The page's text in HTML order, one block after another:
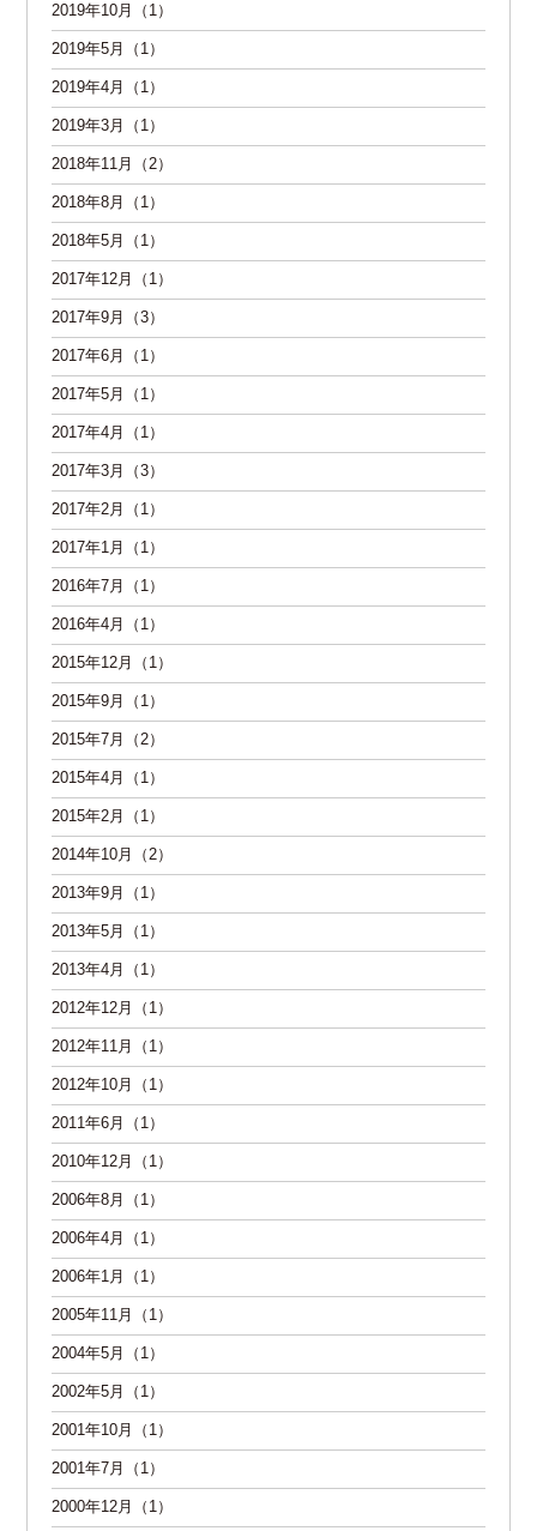
2019年10月（1）
2019年5月（1）
2019年4月（1）
2019年3月（1）
2018年11月（2）
2018年8月（1）
2018年5月（1）
2017年12月（1）
2017年9月（3）
2017年6月（1）
2017年5月（1）
2017年4月（1）
2017年3月（3）
2017年2月（1）
2017年1月（1）
2016年7月（1）
2016年4月（1）
2015年12月（1）
2015年9月（1）
2015年7月（2）
2015年4月（1）
2015年2月（1）
2014年10月（2）
2013年9月（1）
2013年5月（1）
2013年4月（1）
2012年12月（1）
2012年11月（1）
2012年10月（1）
2011年6月（1）
2010年12月（1）
2006年8月（1）
2006年4月（1）
2006年1月（1）
2005年11月（1）
2004年5月（1）
2002年5月（1）
2001年10月（1）
2001年7月（1）
2000年12月（1）